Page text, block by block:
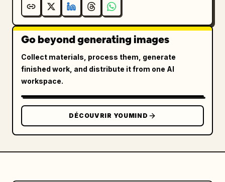
Go beyond generating images
Collect materials, process them, generate
finished work, and distribute it from one AI
workspace.
DÉCOUVRIR YOUMIND